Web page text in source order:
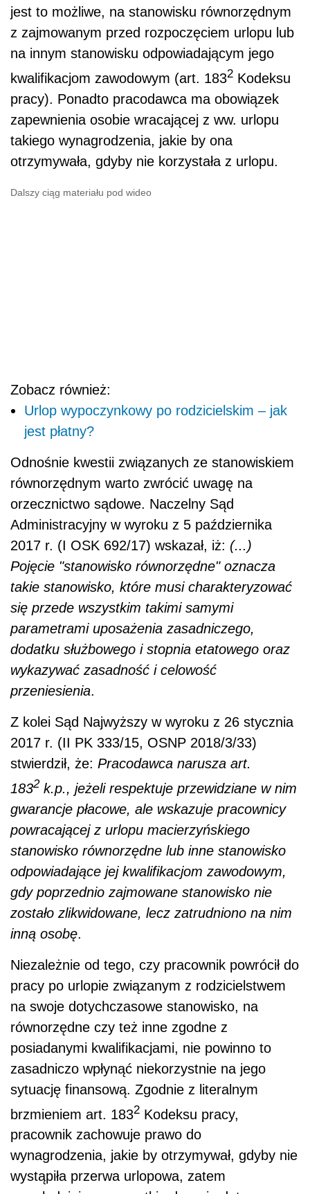
jest to możliwe, na stanowisku równorzędnym
z zajmowanym przed rozpoczęciem urlopu lub
na innym stanowisku odpowiadającym jego
kwalifikacjom zawodowym (art. 1832 Kodeksu
pracy). Ponadto pracodawca ma obowiązek
zapewnienia osobie wracającej z ww. urlopu
takiego wynagrodzenia, jakie by ona
otrzymywała, gdyby nie korzystała z urlopu.
Dalszy ciąg materiału pod wideo
Zobacz również:
Urlop wypoczynkowy po rodzicielskim – jak
jest płatny?
Odnośnie kwestii związanych ze stanowiskiem
równorzędnym warto zwrócić uwagę na
orzecznictwo sądowe. Naczelny Sąd
Administracyjny w wyroku z 5 października
2017 r. (I OSK 692/17) wskazał, iż: (...)
Pojęcie "stanowisko równorzędne" oznacza
takie stanowisko, które musi charakteryzować
się przede wszystkim takimi samymi
parametrami uposażenia zasadniczego,
dodatku służbowego i stopnia etatowego oraz
wykazywać zasadność i celowość
przeniesienia.
Z kolei Sąd Najwyższy w wyroku z 26 stycznia
2017 r. (II PK 333/15, OSNP 2018/3/33)
stwierdził, że: Pracodawca narusza art.
1832 k.p., jeżeli respektuje przewidziane w nim
gwarancje płacowe, ale wskazuje pracownicy
powracającej z urlopu macierzyńskiego
stanowisko równorzędne lub inne stanowisko
odpowiadające jej kwalifikacjom zawodowym,
gdy poprzednio zajmowane stanowisko nie
zostało zlikwidowane, lecz zatrudniono na nim
inną osobę.
Niezależnie od tego, czy pracownik powrócił do
pracy po urlopie związanym z rodzicielstwem
na swoje dotychczasowe stanowisko, na
równorzędne czy też inne zgodne z
posiadanymi kwalifikacjami, nie powinno to
zasadniczo wpłynąć niekorzystnie na jego
sytuację finansową. Zgodnie z literalnym
brzmieniem art. 1832 Kodeksu pracy,
pracownik zachowuje prawo do
wynagrodzenia, jakie by otrzymywał, gdyby nie
wystąpiła przerwa urlopowa, zatem